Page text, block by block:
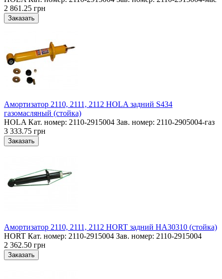
2 861.25 грн
Амортизатор 2110, 2111, 2112 HOLA задний S434
газомасляный (стойка)
HOLA Кат. номер: 2110-2915004 Зав. номер: 2110-2905004-газ
3 333.75 грн
Амортизатор 2110, 2111, 2112 HORT задний HA30310 (стойка)
HORT Кат. номер: 2110-2915004 Зав. номер: 2110-2915004
2 362.50 грн